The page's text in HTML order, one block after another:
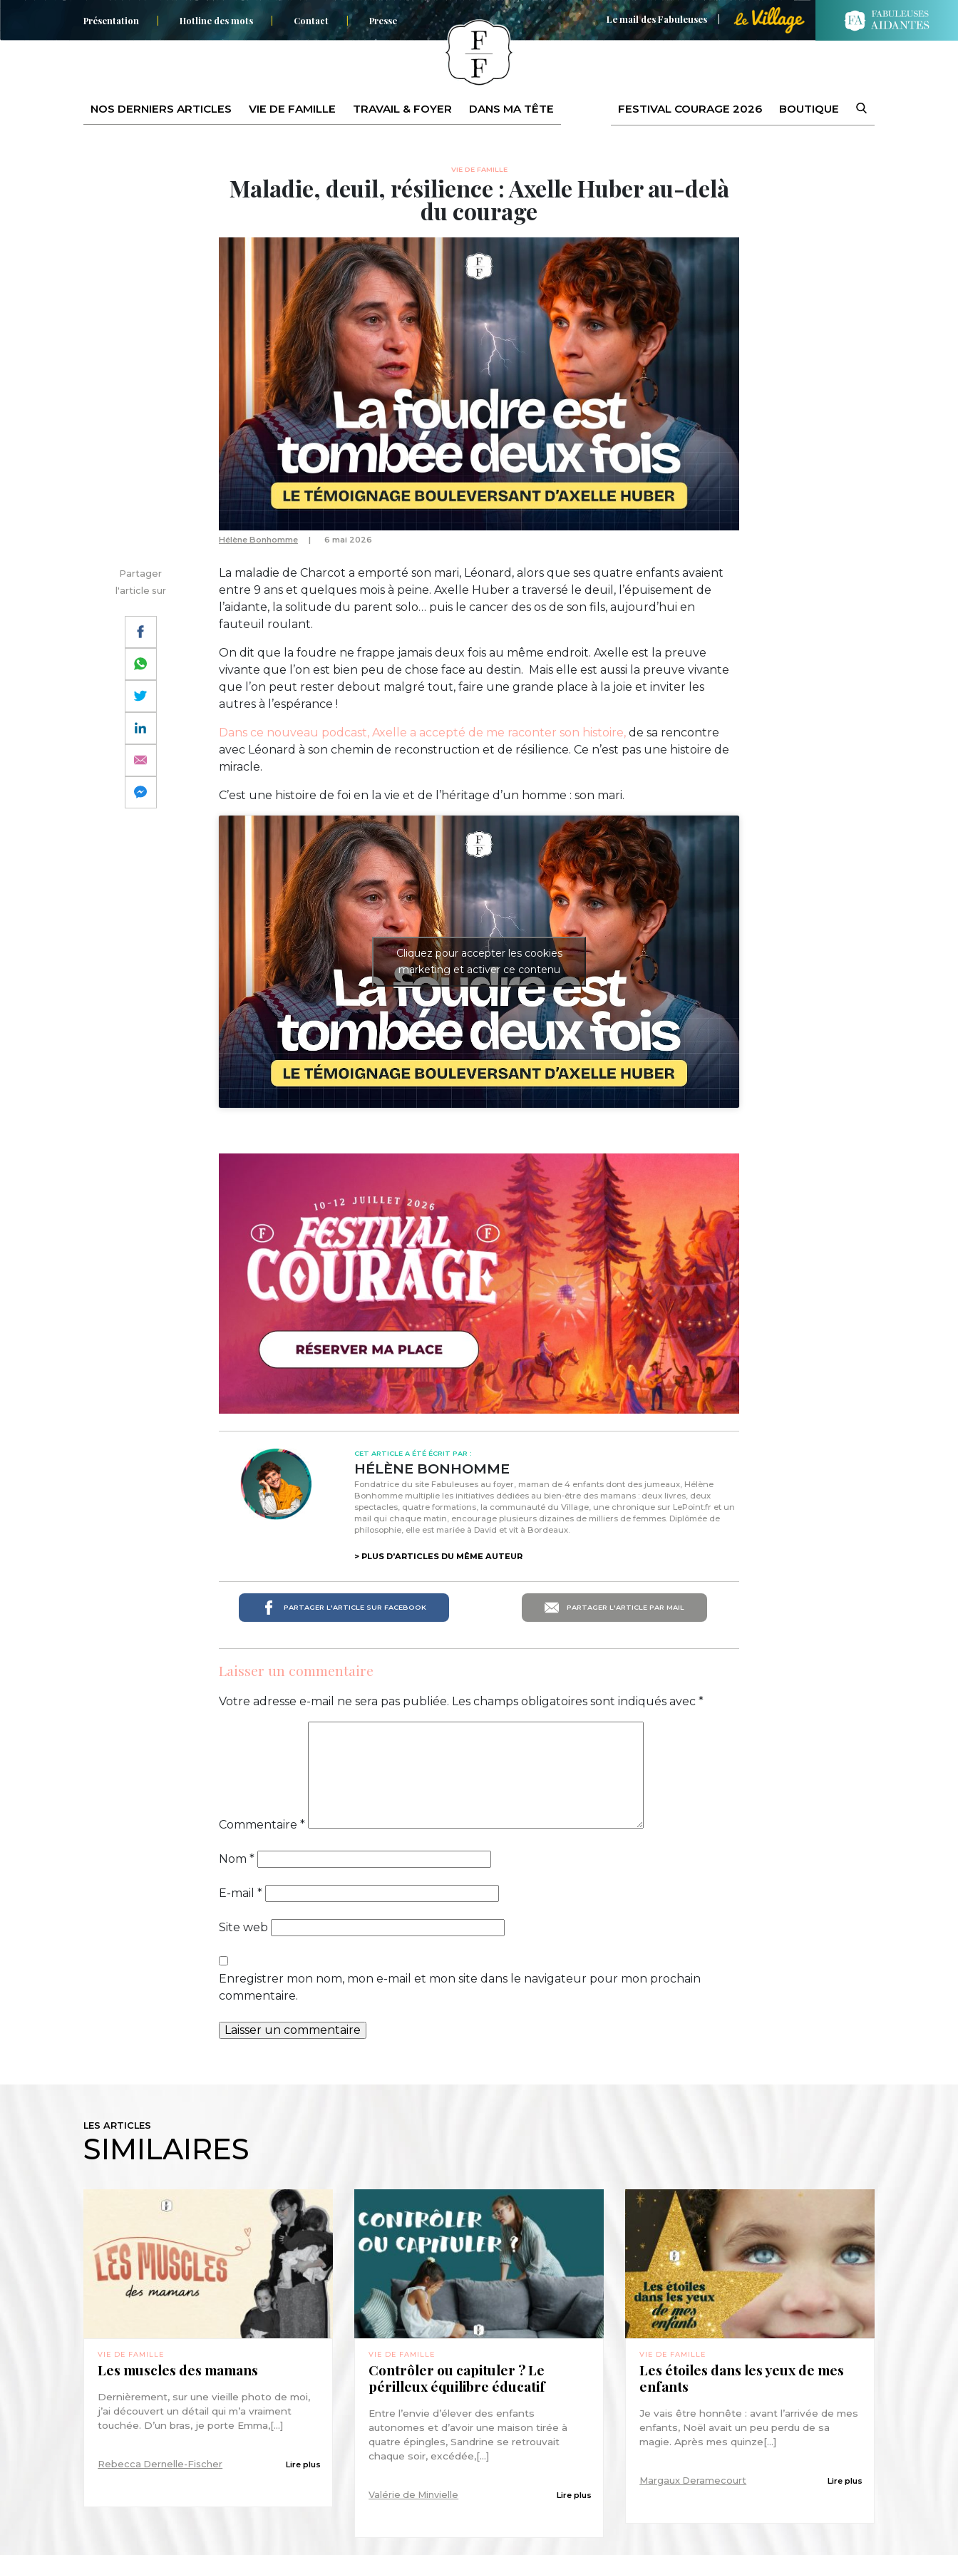
Présentation Hotline des mots Contact Presse Le mail des Fabuleuses
NOS DERNIERS ARTICLES VIE DE FAMILLE TRAVAIL & FOYER DANS MA TÊTE FESTIVAL COURAGE 2026 BOUTIQUE
VIE DE FAMILLE
Maladie, deuil, résilience : Axelle Huber au-delà
du courage
Hélène Bonhomme 6 mai 2026
Partager
l'article sur
La maladie de Charcot a emporté son mari, Léonard, alors que ses quatre enfants avaient
entre 9 ans et quelques mois à peine. Axelle Huber a traversé le deuil, l’épuisement de
l’aidante, la solitude du parent solo… puis le cancer des os de son fils, aujourd’hui en
fauteuil roulant.
On dit que la foudre ne frappe jamais deux fois au même endroit. Axelle est la preuve
vivante que l’on est bien peu de chose face au destin. Mais elle est aussi la preuve vivante
que l’on peut rester debout malgré tout, faire une grande place à la joie et inviter les
autres à l’espérance !
Dans ce nouveau podcast, Axelle a accepté de me raconter son histoire, de sa rencontre
avec Léonard à son chemin de reconstruction et de résilience. Ce n’est pas une histoire de
miracle.
C’est une histoire de foi en la vie et de l’héritage d’un homme : son mari.
Cliquez pour accepter les cookies
marketing et activer ce contenu
CET ARTICLE A ÉTÉ ÉCRIT PAR :
HÉLÈNE BONHOMME
Fondatrice du site Fabuleuses au foyer, maman de 4 enfants dont des jumeaux, Hélène
Bonhomme multiplie les initiatives dédiées au bien-être des mamans : deux livres, deux
spectacles, quatre formations, la communauté du Village, une chronique sur LePoint.fr et un
mail qui chaque matin, encourage plusieurs dizaines de milliers de femmes. Diplômée de
philosophie, elle est mariée à David et vit à Bordeaux.
> PLUS D'ARTICLES DU MÊME AUTEUR
PARTAGER L'ARTICLE SUR FACEBOOK PARTAGER L'ARTICLE PAR MAIL
Laisser un commentaire
Votre adresse e-mail ne sera pas publiée. Les champs obligatoires sont indiqués avec *
Commentaire *
Nom *
E-mail *
Site web
Enregistrer mon nom, mon e-mail et mon site dans le navigateur pour mon prochain
commentaire.
LES ARTICLES
SIMILAIRES
VIE DE FAMILLE
Les muscles des mamans
Dernièrement, sur une vieille photo de moi,
j’ai découvert un détail qui m’a vraiment
touchée. D’un bras, je porte Emma,[...]
Rebecca Dernelle-Fischer Lire plus
VIE DE FAMILLE
Contrôler ou capituler ? Le
périlleux équilibre éducatif
Entre l’envie d’élever des enfants
autonomes et d’avoir une maison tirée à
quatre épingles, Sandrine se retrouvait
chaque soir, excédée,[...]
Valérie de Minvielle Lire plus
VIE DE FAMILLE
Les étoiles dans les yeux de mes
enfants
Je vais être honnête : avant l’arrivée de mes
enfants, Noël avait un peu perdu de sa
magie. Après mes quinze[...]
Margaux Deramecourt Lire plus